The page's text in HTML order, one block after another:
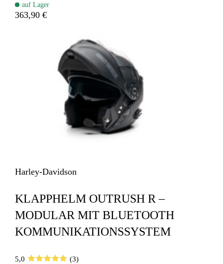
auf Lager
363,90 €
Harley-Davidson
KLAPPHELM OUTRUSH R –
MODULAR MIT BLUETOOTH
KOMMUNIKATIONSSYSTEM
5,0
(3)